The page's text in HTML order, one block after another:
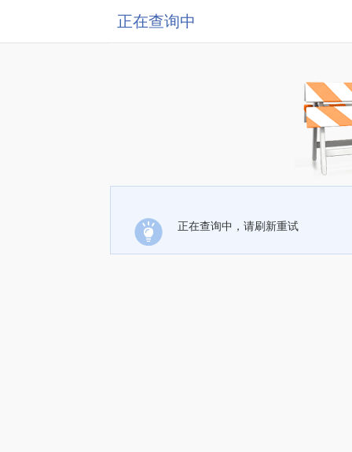
正在查询中
正在查询中，请刷新重试